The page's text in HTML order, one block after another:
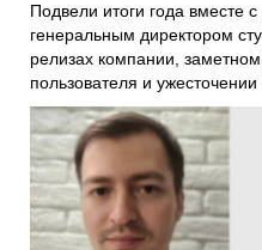
Подвели итоги года вместе с
генеральным директором
релизах компании,
пользователя и